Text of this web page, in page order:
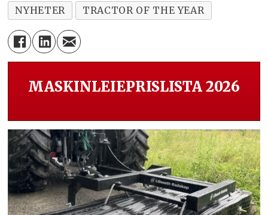
NYHETER TRACTOR OF THE YEAR
MASKINLEIEPRISLISTA 2026